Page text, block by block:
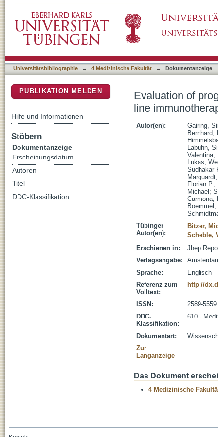
atezolizumab and bevacizumab
Universitätsbibliographie → 4 Medizinische Fakultät → Dokumentanzeige
Evaluation of
line
Autor(en):
Gairing,
Bernhard;
Labuhn,
Valentina;
Lukas;
Sudhakar
Florian P.;
Michael ;
Carmona,
Boemmel,
Tübinger
Autor(en):
Bitzer,
Scheble,
Erschienen in:
Jhep
Verlagsangabe:
Sprache:
Englisch
Referenz zum
Volltext:
http://
ISSN:
2589-5559
DDC-
Klassifikation:
610 -
Dokumentart:
Zur
Langanzeige
Das Dokument
4 Medizinische
PUBLIKATION MELDEN
Hilfe und Informationen
Stöbern
Dokumentanzeige
Erscheinungsdatum
Autoren
Titel
DDC-Klassifikation